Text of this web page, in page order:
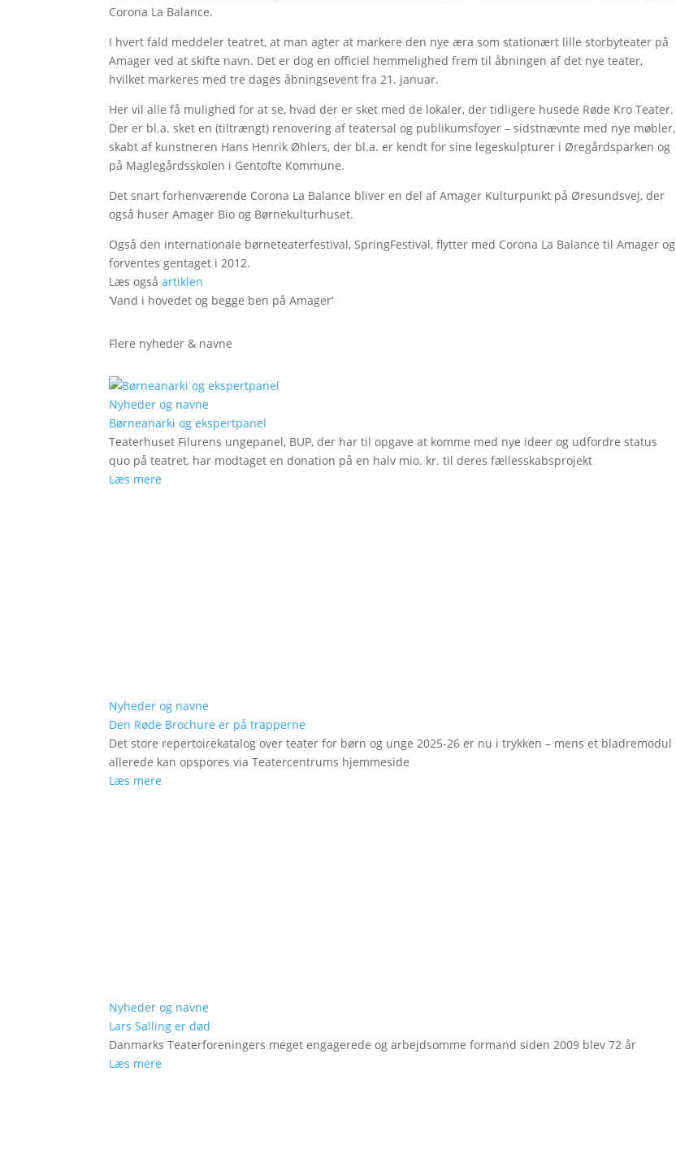
Corona La Balance.
I hvert fald meddeler teatret, at man agter at markere den nye æra som stationært lille storbyteater på
Amager ved at skifte navn. Det er dog en officiel hemmelighed frem til åbningen af det nye teater,
hvilket markeres med tre dages åbningsevent fra 21. januar.
Her vil alle få mulighed for at se, hvad der er sket med de lokaler, der tidligere husede Røde Kro Teater.
Der er bl.a. sket en (tiltrængt) renovering af teatersal og publikumsfoyer – sidstnævnte med nye møbler,
skabt af kunstneren Hans Henrik Øhlers, der bl.a. er kendt for sine legeskulpturer i Øregårdsparken og
på Maglegårdsskolen i Gentofte Kommune.
Det snart forhenværende Corona La Balance bliver en del af Amager Kulturpunkt på Øresundsvej, der
også huser Amager Bio og Børnekulturhuset.
Også den internationale børneteaterfestival, SpringFestival, flytter med Corona La Balance til Amager og
forventes gentaget i 2012.
Læs ogsåartiklen
’Vand i hovedet og begge ben på Amager’
Flere nyheder & navne
Nyheder og navne
Børneanarki og ekspertpanel
Teaterhuset Filurens ungepanel, BUP, der har til opgave at komme med nye ideer og udfordre status
quo på teatret, har modtaget en donation på en halv mio. kr. til deres fællesskabsprojekt
Læs mere
Nyheder og navne
Den Røde Brochure er på trapperne
Det store repertoirekatalog over teater for børn og unge 2025-26 er nu i trykken – mens et bladremodul
allerede kan opspores via Teatercentrums hjemmeside
Læs mere
Nyheder og navne
Lars Salling er død
Danmarks Teaterforeningers meget engagerede og arbejdsomme formand siden 2009 blev 72 år
Læs mere